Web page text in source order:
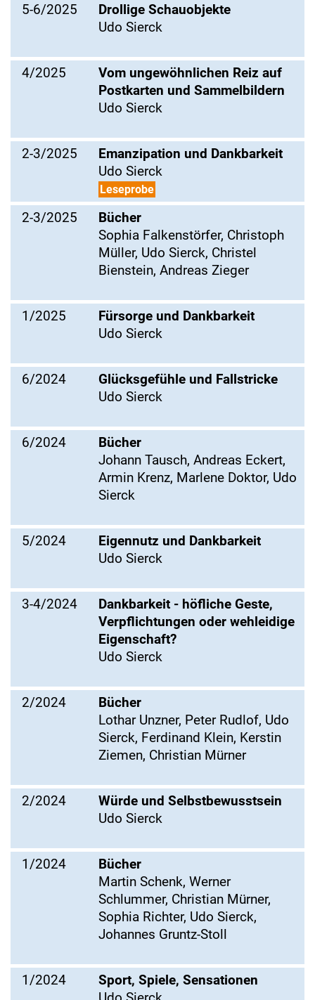
5-6/2025
Drollige Schauobjekte
Udo Sierck
4/2025
Vom ungewöhnlichen Reiz auf
Postkarten und Sammelbildern
Udo Sierck
2-3/2025
Emanzipation und Dankbarkeit
Udo Sierck
Leseprobe
2-3/2025
Bücher
Sophia Falkenstörfer, Christoph
Müller, Udo Sierck, Christel
Bienstein, Andreas Zieger
1/2025
Fürsorge und Dankbarkeit
Udo Sierck
6/2024
Glücksgefühle und Fallstricke
Udo Sierck
6/2024
Bücher
Johann Tausch, Andreas Eckert,
Armin Krenz, Marlene Doktor, Udo
Sierck
5/2024
Eigennutz und Dankbarkeit
Udo Sierck
3-4/2024
Dankbarkeit - höfliche Geste,
Verpflichtungen oder wehleidige
Eigenschaft?
Udo Sierck
2/2024
Bücher
Lothar Unzner, Peter Rudlof, Udo
Sierck, Ferdinand Klein, Kerstin
Ziemen, Christian Mürner
2/2024
Würde und Selbstbewusstsein
Udo Sierck
1/2024
Bücher
Martin Schenk, Werner
Schlummer, Christian Mürner,
Sophia Richter, Udo Sierck,
Johannes Gruntz-Stoll
1/2024
Sport, Spiele, Sensationen